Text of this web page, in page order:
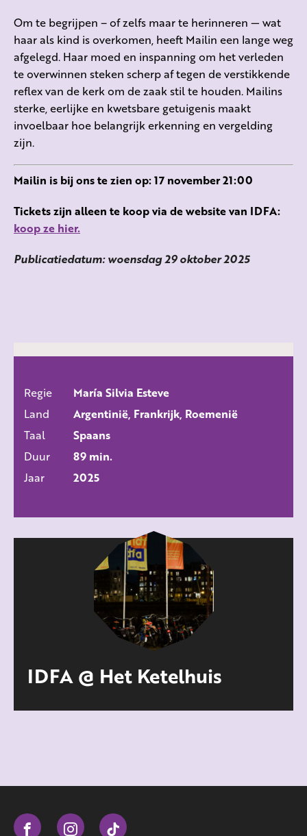
Om te begrijpen – of zelfs maar te herinneren — wat
haar als kind is overkomen, heeft Mailin een lange weg
afgelegd. Haar moed en inspanning om het verleden
te overwinnen steken scherp af tegen de verstikkende
reflex van de kerk om de zaak stil te houden. Mailins
sterke, eerlijke en kwetsbare getuigenis maakt
invoelbaar hoe belangrijk erkenning en vergelding
zijn.
Mailin is bij ons te zien op: 17 november 21:00
Tickets zijn alleen te koop via de website van IDFA:
koop ze hier.
Publicatiedatum: woensdag 29 oktober 2025
Regie
María Silvia Esteve
Land
Argentinië, Frankrijk, Roemenië
Taal
Spaans
Duur
89 min.
Jaar
2025
IDFA @ Het Ketelhuis